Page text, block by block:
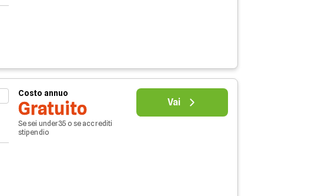
Costo annuo
Gratuito
Se sei under35 o se accrediti
stipendio
Vai